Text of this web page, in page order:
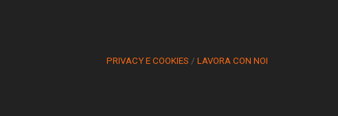
PRIVACY E COOKIES / LAVORA CON NOI